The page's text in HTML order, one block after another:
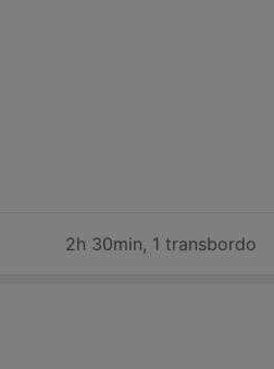
2h 30min, 1 transbordo